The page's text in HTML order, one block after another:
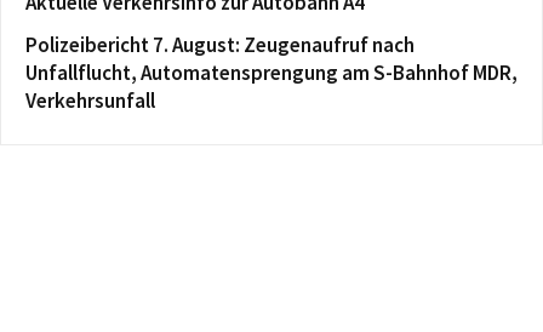
Polizeibericht 7. August: Zeugenaufruf nach
Unfallflucht, Automatensprengung am S-Bahnhof MDR,
Verkehrsunfall